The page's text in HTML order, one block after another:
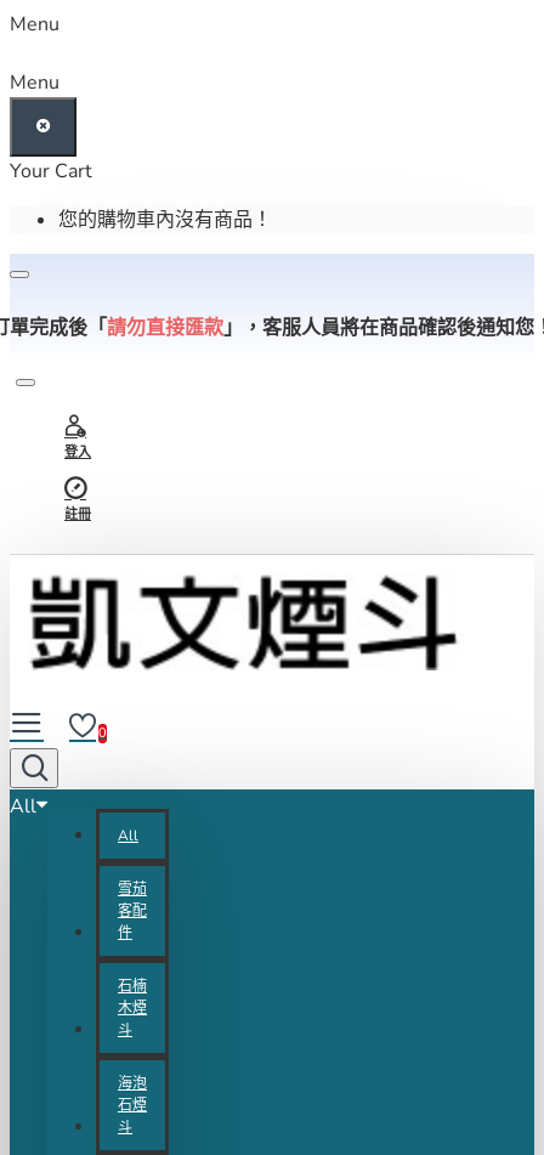
Menu
Menu
Your Cart
您的購物車內沒有商品！
單完成後「請勿直接匯款 」， 客服人員將在商品確認後通知您
登入
註冊
0
All
All
雪茄
客配
件
石楠
木煙
斗
海泡
石煙
斗